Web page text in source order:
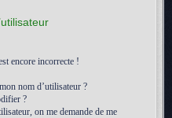
encore incorrecte !
nom d’utilisateur ?
?
on me demande de me